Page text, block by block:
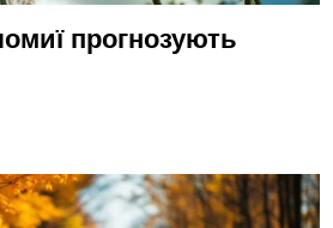
прогнозують